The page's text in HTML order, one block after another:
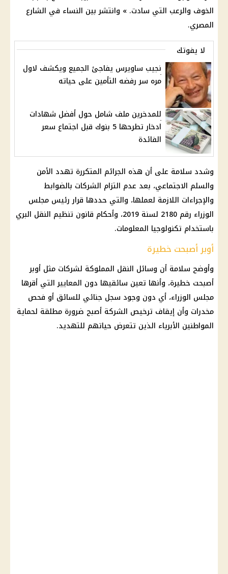
الخوف والرعب التي سادت. » وانتشر بين النساء في الشارع
المصري.
لا يفوتك
نجيب ساويرس يفاجئ الجميع ويكشف لاول
مره سر رفضه التأمين على حياته
للمدخرين ملف شامل حول أفضل شهادات
ادخار تطرحها 5 بنوك قبل اجتماع سعر
الفائدة
وشدد سلامة على أن هذه الجرائم المتكررة تهدد الأمن
والسلم الاجتماعي، بعد عدم التزام الشركات بالضوابط
والإجراءات اللازمة لعملها، والتي حددها قرار رئيس مجلس
الوزراء رقم 2180 لسنة 2019، وأحكام قانون تنظيم النقل البري
باستخدام تكنولوجيا المعلومات.
أوبر أصبحت خطيرة
وأوضح سلامة أن وسائل النقل المملوكة لشركات مثل أوبر
أصبحت خطيرة، وأنها تعين سائقيها دون المعايير التي أقرها
مجلس الوزراء، أي دون وجود سجل جنائي للسائق أو فحص
مخدرات وأن إيقاف ترخيص الشركة أصبح ضرورة مطلقة لحماية
المواطنين الأبرياء الذين تتعرض حياتهم للتهديد.